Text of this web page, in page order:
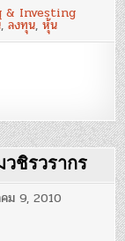
& Investing
,ลงทุน,หุ้น
วชิรวรากร
ม 9, 2010